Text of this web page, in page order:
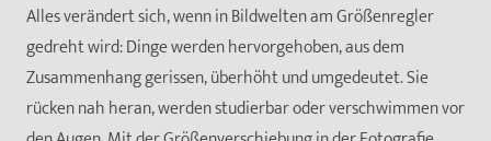
Alles verändert sich, wenn in Bildwelten am Größenregler
gedreht wird: Dinge werden hervorgehoben, aus dem
Zusammenhang gerissen, überhöht und umgedeutet. Sie
rücken nah heran, werden studierbar oder verschwimmen vor